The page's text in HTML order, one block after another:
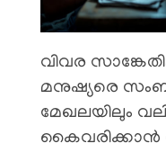
വിവര
മനുഷ്യരെ
മേഖലയിലും
കൈവരിക്കാൻ